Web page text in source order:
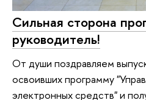
Сильная сторона
руководитель!
От души поздравляем
освоивших программу
электронных средств" и